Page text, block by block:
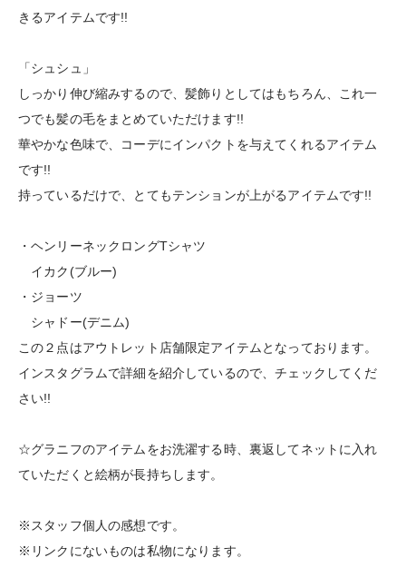
きるアイテムです!!
「シュシュ」
しっかり伸び縮みするので、髪飾りとしてはもちろん、これ一
つでも髪の毛をまとめていただけます!!
華やかな色味で、コーデにインパクトを与えてくれるアイテム
です!!
持っているだけで、とてもテンションが上がるアイテムです!!
・ヘンリーネックロングTシャツ
イカク(ブルー)
・ジョーツ
シャドー(デニム)
この２点はアウトレット店舗限定アイテムとなっております。
インスタグラムで詳細を紹介しているので、チェックしてくだ
さい!!
☆グラニフのアイテムをお洗濯する時、裏返してネットに入れ
ていただくと絵柄が長持ちします。
※スタッフ個人の感想です。
※リンクにないものは私物になります。